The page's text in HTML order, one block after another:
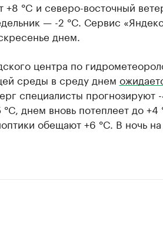
+8 °C и северо-восточный
— -2 °C. Сервис
днем.
центра по
среды в среду днем
специалисты прогнозируют
днем вновь потеплеет до +4
обещают +6 °C. В ночь